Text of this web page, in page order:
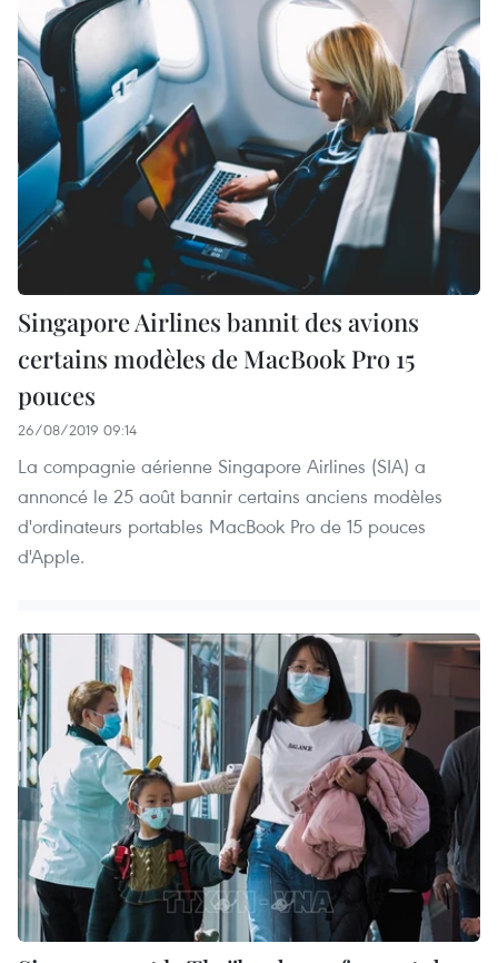
Singapore Airlines bannit des avions
certains modèles de MacBook Pro 15
pouces
26/08/2019 09:14
La compagnie aérienne Singapore Airlines (SIA) a
annoncé le 25 août bannir certains anciens modèles
d'ordinateurs portables MacBook Pro de 15 pouces
d'Apple.